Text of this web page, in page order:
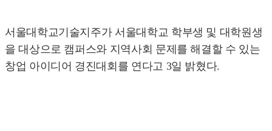
서울대학교기술지주가 서울대학교 학부생 및 대학원생
을 대상으로 캠퍼스와 지역사회 문제를 해결할 수 있는
창업 아이디어 경진대회를 연다고 3일 밝혔다.